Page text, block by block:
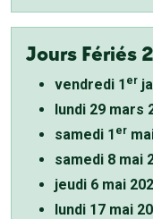
Jours Fériés
vendredi 1 er
lundi 29 mars
samedi 1 er
samedi 8 mai
jeudi 6 mai
lundi 17 mai